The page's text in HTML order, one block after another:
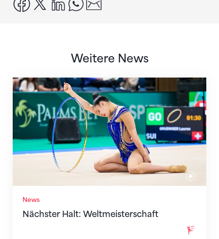
Weitere News
News
Nächster Halt: Weltmeisterschaft
Nächster Halt: Weltmeisterschaft